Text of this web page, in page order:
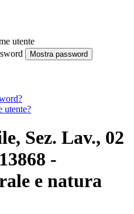
utente
Mostra password
utente?
Sez. Lav., 02
-
e natura